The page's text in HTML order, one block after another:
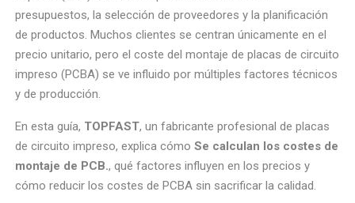
presupuestos, la selección de proveedores y la planificación
de productos. Muchos clientes se centran únicamente en el
precio unitario, pero el coste del montaje de placas de circuito
impreso (PCBA) se ve influido por múltiples factores técnicos
y de producción.
En esta guía, TOPFAST, un fabricante profesional de placas
de circuito impreso, explica cómoSe calculan los costes de
montaje de PCB., qué factores influyen en los precios y
cómo reducir los costes de PCBA sin sacrificar la calidad.